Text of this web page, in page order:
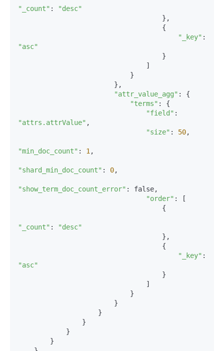
"_count" :
"desc"
"_key"
"asc"
"attr_value_agg" : {
"terms" : {
"field"
"attrs.attrValue" ,
"size" : 50,
"min_doc_count" : 1 ,
"shard_min_doc_count" : 0,
"show_term_doc_count_error" : false,
"order" : [
"_count" :
"desc"
"_key"
"asc"